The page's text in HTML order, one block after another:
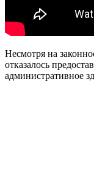
Несмотря на
отказалось
административное